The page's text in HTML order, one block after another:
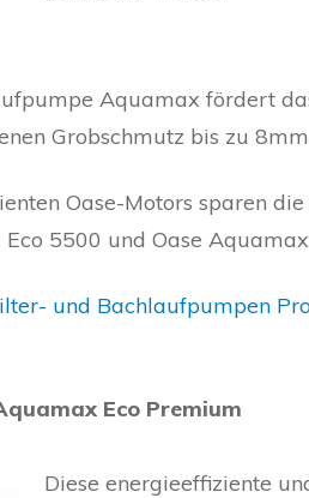
Aquamax fördert
Grobschmutz bis zu
Oase-Motors sparen
5500 und Oase
und Bachlaufpumpen
Eco Premium
Diese energieeffiziente